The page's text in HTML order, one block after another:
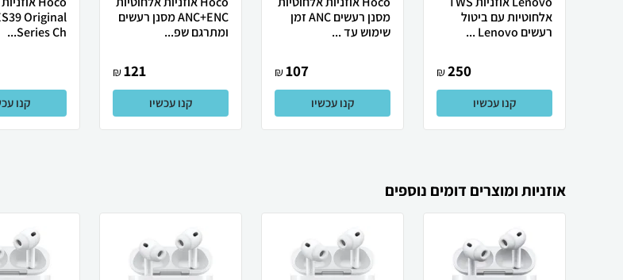
אלחוטיות עם ביטול
רעשים Lenovo ...
250
₪
קנו עכשיו
מסנן רעשים ANC זמן
שימוש עד ...
107
₪
קנו עכשיו
ANC+ENC מסנן רעשים
ומתרגם שפ...
121
₪
קנו עכשיו
Original
Series Ch...
קנו
אוזניות ומוצרים דומים נוספים